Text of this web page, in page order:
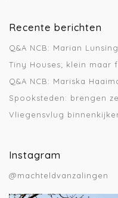
Recente berichten
Q&A NCB: Marian
Tiny Houses; klein maar
Q&A NCB: Mariska
Spooksteden: brengen
Vliegensvlug
Instagram
@machteldvanzalingen